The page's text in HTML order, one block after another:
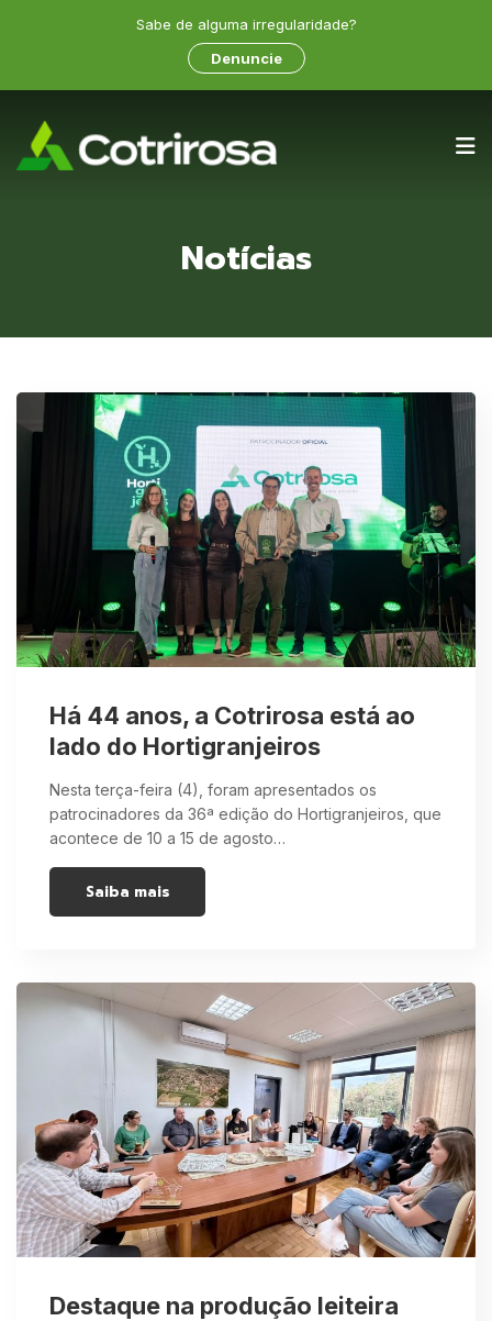
Sabe de alguma irregularidade?
Denuncie
Notícias
Há 44 anos, a Cotrirosa está ao
lado do Hortigranjeiros
Nesta terça-feira (4), foram apresentados os
patrocinadores da 36ª edição do Hortigranjeiros, que
acontece de 10 a 15 de agosto…
Saiba mais
Destaque na produção leiteira